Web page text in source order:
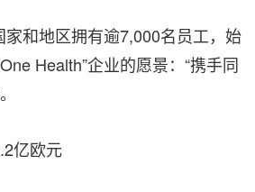
和地区拥有逾7,000名员工，始
Health”企业的愿景：“携手同
亿欧元